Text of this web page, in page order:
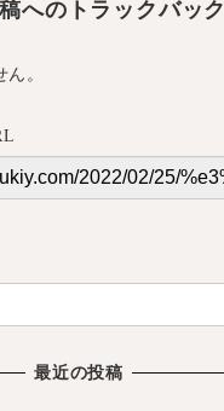
へのトラックバック
。
最近の投稿